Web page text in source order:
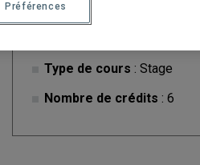
Type de cours : Stage
Nombre de crédits : 6
Préférences